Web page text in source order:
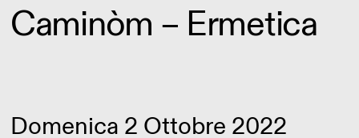
Caminòm – Ermetica
Domenica 2 Ottobre 2022